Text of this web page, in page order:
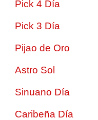
Pick 4 Día
Pick 3 Día
Pijao de Oro
Astro Sol
Sinuano Día
Caribeña Día